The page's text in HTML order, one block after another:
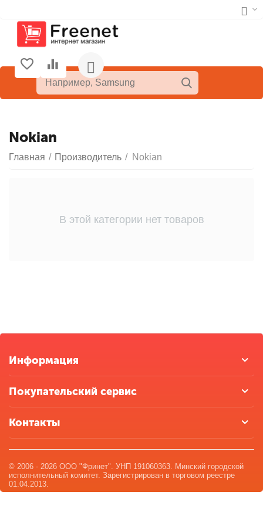
Nokian
Главная / Производитель / Nokian
В этой категории нет товаров
Информация
Покупательский сервис
Контакты
© 2006 - 2026 ООО "Фринет". УНП 191060363. Минский городской
исполнительный комитет. Зарегистрирован в торговом реестре
01.04.2013.